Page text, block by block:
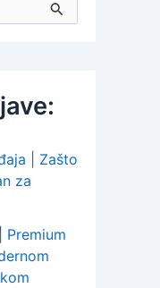
| Zašto
za
Premium